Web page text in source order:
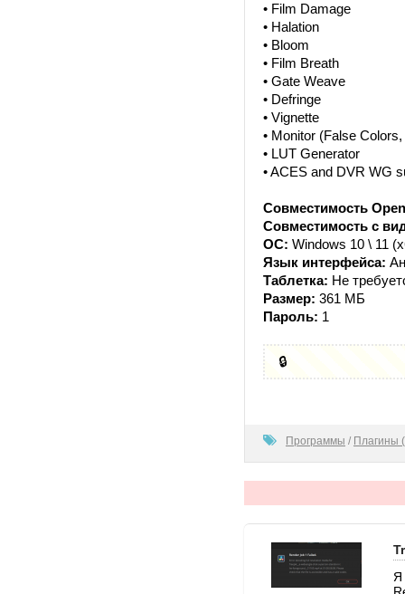
• Film Damage
• Halation
• Bloom
• Film Breath
• Gate Weave
• Defringe
• Vignette
• Monitor (False
• LUT Generator
• ACES and DVR WG
Совместимость
Совместимость с
ОС: Windows 10 \ 11
Язык интерфейса:
Таблетка: Не
Размер: 361 МБ
Пароль: 1
🔒
Программы / Плагины
Я